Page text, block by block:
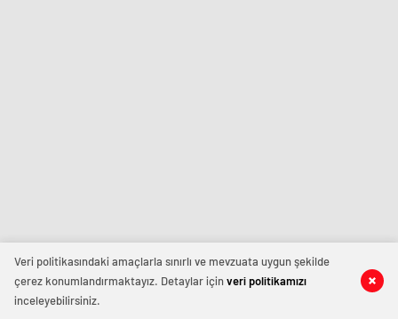
Veri politikasındaki amaçlarla sınırlı ve mevzuata uygun şekilde
çerez konumlandırmaktayız. Detaylar içinveri politikamızı
inceleyebilirsiniz.